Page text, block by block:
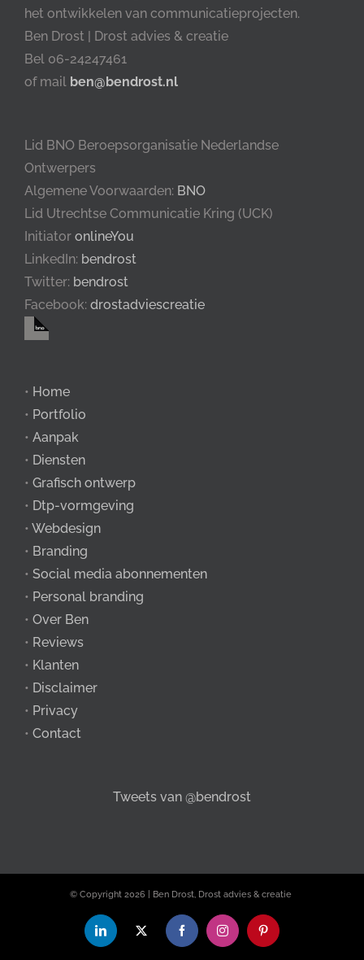
het ontwikkelen van communicatieprojecten.
Ben Drost | Drost advies & creatie
Bel 06-24247461
of mail ben@bendrost.nl
Lid BNO Beroepsorganisatie Nederlandse
Ontwerpers
Algemene Voorwaarden: BNO
Lid Utrechtse Communicatie Kring (UCK)
Initiator onlineYou
LinkedIn: bendrost
Twitter: bendrost
Facebook: drostadviescreatie
• Home
• Portfolio
• Aanpak
• Diensten
• Grafisch ontwerp
• Dtp-vormgeving
• Webdesign
• Branding
• Social media abonnementen
• Personal branding
• Over Ben
• Reviews
• Klanten
• Disclaimer
• Privacy
• Contact
Tweets van @bendrost
© Copyright 2026 | Ben Drost, Drost advies & creatie
LinkedInX FacebookInstagramPinterest